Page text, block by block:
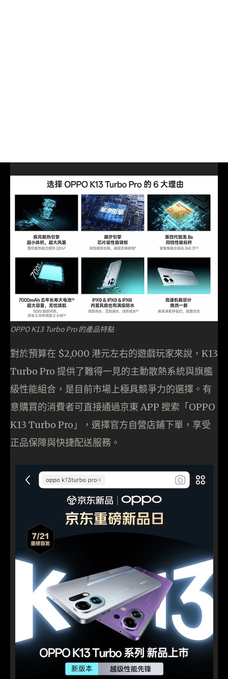
OPPO K13 Turbo Pro 的產品特點
對於預算在 $2,000 港元左右的遊戲玩家來說，K13
Turbo Pro 提供了難得一見的主動散熱系統與旗艦
級性能組合，是目前市場上極具競爭力的選擇。有
意購買的消費者可直接通過京東 APP 搜索「OPPO
K13 Turbo Pro」，選擇官方自營店鋪下單，享受
正品保障與快捷配送服務。